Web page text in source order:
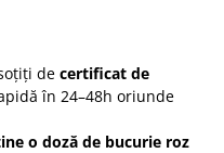
de certificat de
în 24–48h oriunde
o doză de bucurie roz